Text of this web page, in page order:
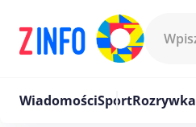
WiadomościSportRozrywka